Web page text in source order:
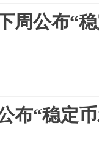
周公布“
布“稳定